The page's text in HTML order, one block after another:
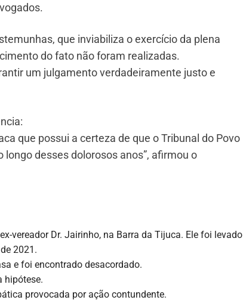
que inviabiliza o exercício da plena
do fato não foram realizadas.
um julgamento verdadeiramente justo e
que possui a certeza de que o Tribunal do Povo
desses dolorosos anos”, afirmou o
vereador Dr. Jairinho, na Barra da Tijuca. Ele foi levado
2021.
e foi encontrado desacordado.
hipótese.
provocada por ação contundente.